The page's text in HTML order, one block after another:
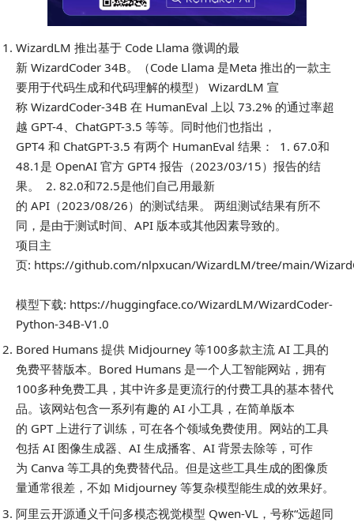
WizardLM 推出基于 Code Llama 微调的最
新 WizardCoder 34B。（Code Llama 是Meta 推出的一款主
要用于代码生成和代码理解的模型） ​WizardLM 宣
称 WizardCoder-34B 在 HumanEval 上以 73.2% 的通过率超
越 GPT-4、ChatGPT-3.5 等等。同时他们也指出，
GPT4 和 ChatGPT-3.5 有两个 HumanEval 结果： ​1. 67.0和
48.1是 OpenAI 官方 GPT4 报告（2023/03/15）报告的结
果。 ​2. 82.0和72.5是他们自己用最新
的 API（2023/08/26）的测试结果。 ​两组测试结果有所不
同，是由于测试时间、API 版本或其他因素导致的。 ​
项目主
页: https://github.com/nlpxucan/WizardLM/tree/main/
模型下载: https://huggingface.co/WizardLM/WizardCoder-
Python-34B-V1.0
Bored Humans 提供 Midjourney 等100多款主流 AI 工具的
免费平替版本。Bored Humans 是一个人工智能网站，拥有
100多种免费工具，其中许多是更流行的付费工具的基本替代
品。该网站包含一系列有趣的 AI 小工具，在简单版本
的 GPT 上进行了训练，可在各个领域免费使用。网站的工具
包括 AI 图像生成器、AI 生成播客、AI 背景去除等，可作
为 Canva 等工具的免费替代品。但是这些工具生成的图像质
量通常很差，不如 Midjourney 等复杂模型能生成的效果好。
阿里云开源通义千问多模态视觉模型 Qwen-VL，号称“远超同